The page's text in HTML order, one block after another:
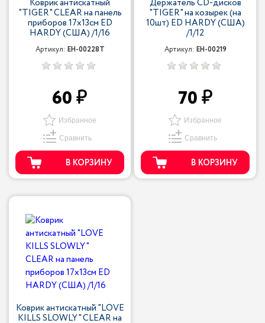
Коврик антискатный
"TIGER" CLEAR на панель
приборов 17х13см ED
HARDY (США) /1/16
Артикул: EH-00228T
60
Избранное
Сравнить
В КОРЗИНУ
Держатель CD-дисков
"TIGER" на козырек (на
10шт) ED HARDY (США)
/1/12
Артикул: EH-00219
70
Избранное
Сравнить
В КОРЗИНУ
Коврик антискатный "LOVE
KILLS SLOWLY" CLEAR на